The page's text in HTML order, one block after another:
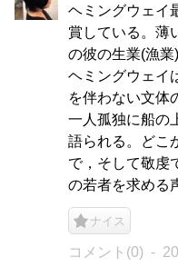
ヘミングウェイ
賞している。薄
の彼の生業(漁業
ヘミングウェイ
を伴わない文体
一人孤独に船の
語られる。どこ
で，そして敬虔
の若者を求める
ナイス
コメント(0)